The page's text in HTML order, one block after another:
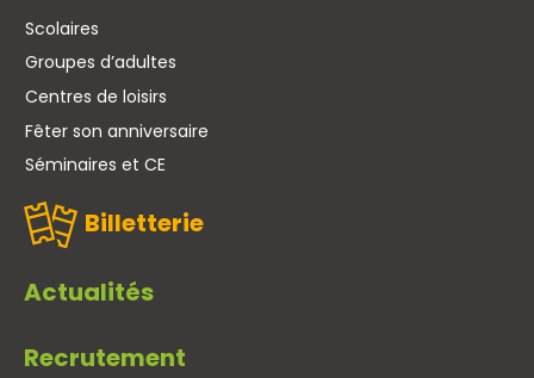
Scolaires
Groupes d’adultes
Centres de loisirs
Fêter son anniversaire
Séminaires et CE
Billetterie
Actualités
Recrutement